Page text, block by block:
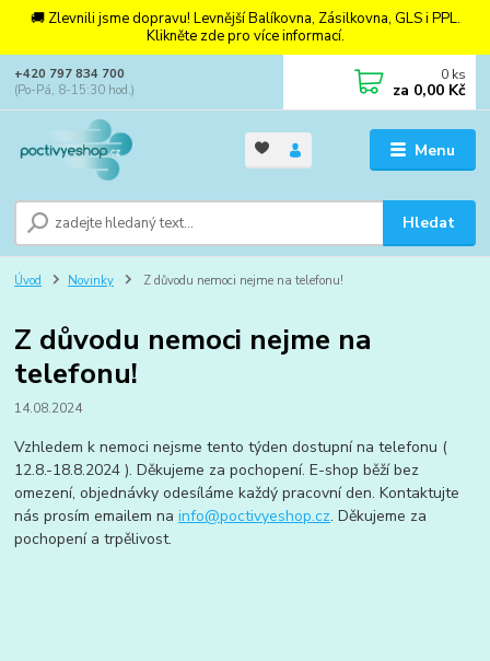
🚚 Zlevnili jsme dopravu! Levnější Balíkovna, Zásilkovna, GLS i PPL.
Klikněte zde pro více informací.
Menu
Hledat
+420 797 834 700
(Po-Pá, 8-15:30 hod.)
0 ks
za 0,00 Kč
Úvod Novinky Z důvodu nemoci nejme na telefonu!
Z důvodu nemoci nejme na
telefonu!
14.08.2024
Vzhledem k nemoci nejsme tento týden dostupní na telefonu (
12.8.-18.8.2024 ). Děkujeme za pochopení. E-shop běží bez
omezení, objednávky odesíláme každý pracovní den. Kontaktujte
nás prosím emailem nainfo@poctivyeshop.cz. Děkujeme za
pochopení a trpělivost.